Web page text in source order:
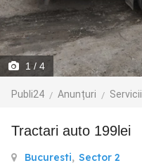
1 / 4
Publi24 Anunțuri Servicii
Tractari auto 199lei
Bucuresti, Sector 2